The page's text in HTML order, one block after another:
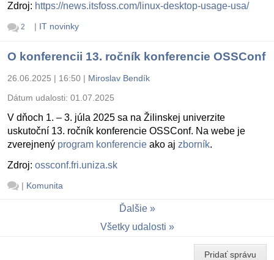
Zdroj: https://news.itsfoss.com/linux-desktop-usage-usa/
2 | IT novinky
O konferencii 13. ročník konferencie OSSConf
26.06.2025 | 16:50 | Miroslav Bendík
Dátum udalosti: 01.07.2025
V dňoch 1. – 3. júla 2025 sa na Žilinskej univerzite
uskutoční 13. ročník konferencie OSSConf. Na webe je
zverejnený program konferencie ako aj zborník.
Zdroj: ossconf.fri.uniza.sk
| Komunita
Ďalšie
Všetky udalosti
Pridať správu